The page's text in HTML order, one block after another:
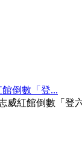
倒數「登...
紅館倒數「登